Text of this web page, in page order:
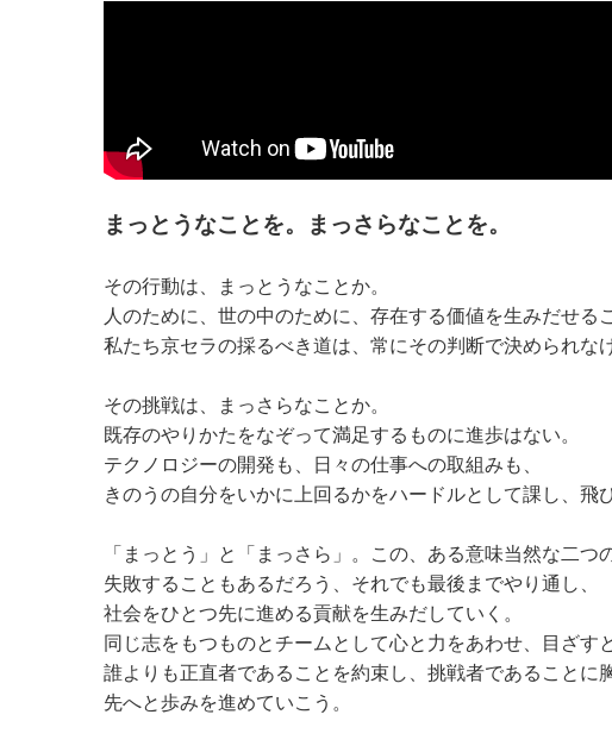
まっとうなことを。まっさらなことを。
その行動は、まっとうなことか。
人のために、世の中のために、存在する価値を生みだせる
私たち京セラの採るべき道は、常にその判断で決められな
その挑戦は、まっさらなことか。
既存のやりかたをなぞって満足するものに進歩はない。
テクノロジーの開発も、日々の仕事への取組みも、
きのうの自分をいかに上回るかをハードルとして課し、飛
「まっとう」と「まっさら」。この、ある意味当然な二つ
失敗することもあるだろう、それでも最後までやり通し、
社会をひとつ先に進める貢献を生みだしていく。
同じ志をもつものとチームとして心と力をあわせ、目ざす
誰よりも正直者であることを約束し、挑戦者であることに
先へと歩みを進めていこう。